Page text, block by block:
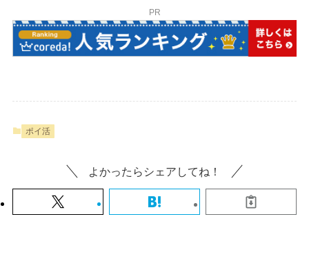
PR
ポイ活
よかったらシェアしてね！